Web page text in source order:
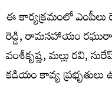
ఈ కార్యక్రమంలో
రెడ్డి, రామసహాయం
వంశీకృష్ణ, మల్లు రవి,
కడియం కావ్య ప్రభృతులు